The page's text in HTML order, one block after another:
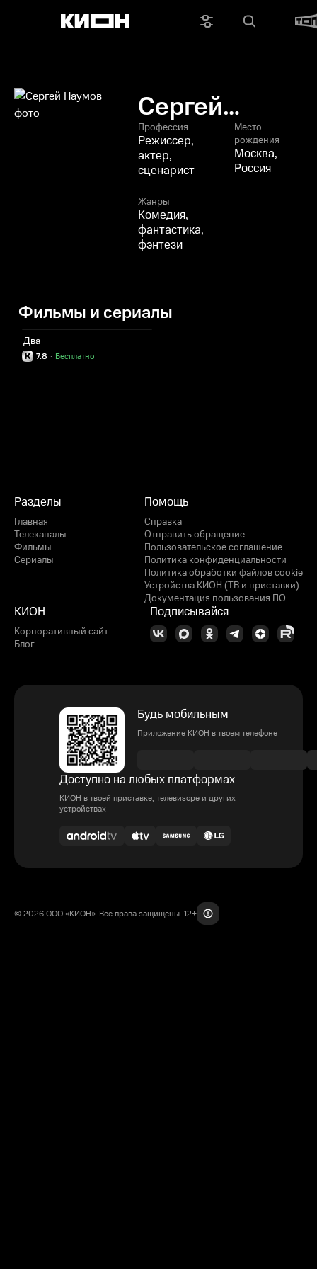
Сергей
Наумов
Профессия
Режиссер,
актер,
сценарист
Место
рождения
Москва,
Россия
Жанры
Комедия,
фантастика,
фэнтези
Фильмы и сериалы
Два
7.8 Бесплатно
·
Разделы
Главная
Телеканалы
Фильмы
Сериалы
Помощь
Справка
Отправить обращение
Пользовательское соглашение
Политика конфиденциальности
Политика обработки файлов cookie
Устройства КИОН (ТВ и приставки)
Документация пользования ПО
КИОН
Корпоративный сайт
Блог
Подписывайся
Будь мобильным
Приложение КИОН в твоем телефоне
Доступно на любых платформах
КИОН в твоей приставке, телевизоре и других
устройствах
© 2026 ООО «КИОН». Все права защищены. 12+